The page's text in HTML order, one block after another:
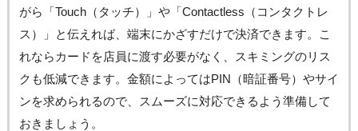
がら「Touch（タッチ）」や「Contactless（コンタクトレ
ス）」と伝えれば、端末にかざすだけで決済できます。こ
れならカードを店員に渡す必要がなく、スキミングのリス
クも低減できます。金額によってはPIN（暗証番号）やサイ
ンを求められるので、スムーズに対応できるよう準備して
おきましょう。